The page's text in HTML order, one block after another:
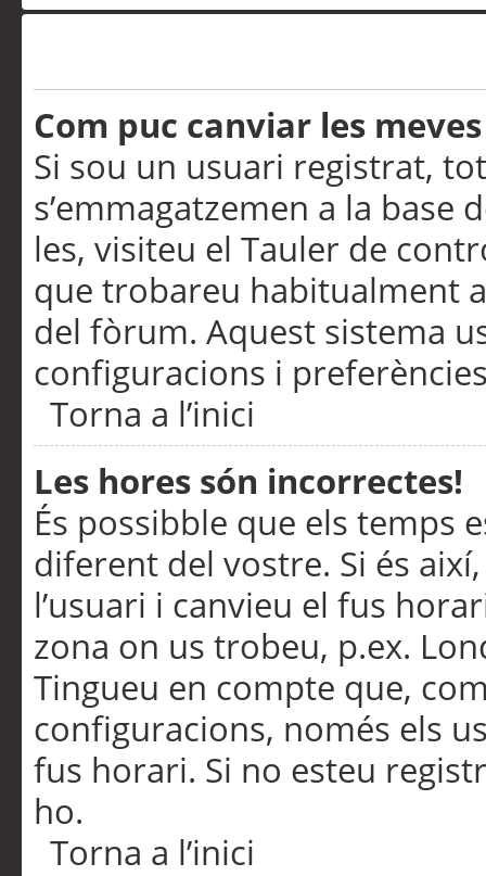
Com puc canviar les
Si sou un usuari registrat,
s’emmagatzemen a la
les, visiteu el Tauler de
que trobareu habitualment
del fòrum. Aquest sistema
configuracions i
Torna a l’inici
Les hores són incorrectes!
És possibble que els temps
diferent del vostre. Si és
l’usuari i canvieu el fus
zona on us trobeu, p.ex.
Tingueu en compte que,
configuracions, només els
fus horari. Si no esteu
ho.
Torna a l’inici